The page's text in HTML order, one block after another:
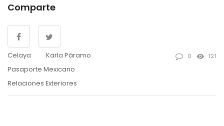
Comparte
Celaya
Karla Páramo
Pasaporte Mexicano
Relaciones Exteriores
0 121